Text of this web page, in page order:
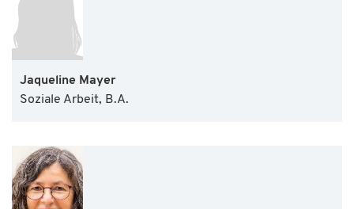
Jaqueline Mayer
Soziale Arbeit, B.A.